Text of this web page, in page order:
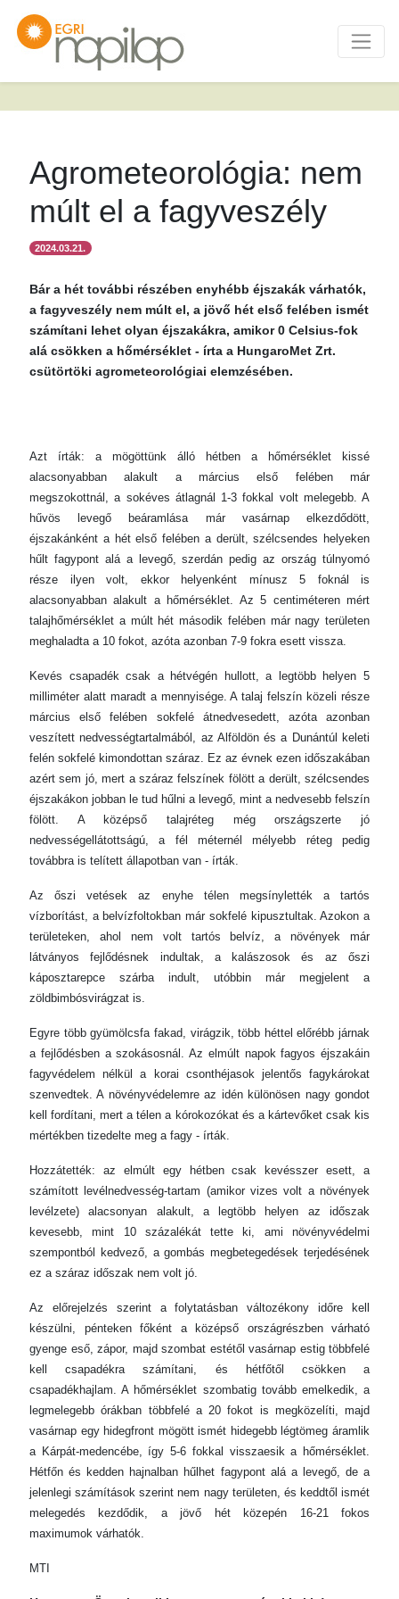
Agrometeorológia: nem
múlt el a fagyveszély
2024.03.21.
Bár a hét további részében enyhébb éjszakák várhatók,
a fagyveszély nem múlt el, a jövő hét első felében ismét
számítani lehet olyan éjszakákra, amikor 0 Celsius-fok
alá csökken a hőmérséklet - írta a HungaroMet Zrt.
csütörtöki agrometeorológiai elemzésében.
Azt írták: a mögöttünk álló hétben a hőmérséklet kissé
alacsonyabban alakult a március első felében már
megszokottnál, a sokéves átlagnál 1-3 fokkal volt melegebb. A
hűvös levegő beáramlása már vasárnap elkezdődött,
éjszakánként a hét első felében a derült, szélcsendes helyeken
hűlt fagypont alá a levegő, szerdán pedig az ország túlnyomó
része ilyen volt, ekkor helyenként mínusz 5 foknál is
alacsonyabban alakult a hőmérséklet. Az 5 centiméteren mért
talajhőmérséklet a múlt hét második felében már nagy területen
meghaladta a 10 fokot, azóta azonban 7-9 fokra esett vissza.
Kevés csapadék csak a hétvégén hullott, a legtöbb helyen 5
milliméter alatt maradt a mennyisége. A talaj felszín közeli része
március első felében sokfelé átnedvesedett, azóta azonban
veszített nedvességtartalmából, az Alföldön és a Dunántúl keleti
felén sokfelé kimondottan száraz. Ez az évnek ezen időszakában
azért sem jó, mert a száraz felszínek fölött a derült, szélcsendes
éjszakákon jobban le tud hűlni a levegő, mint a nedvesebb felszín
fölött. A középső talajréteg még országszerte jó
nedvességellátottságú, a fél méternél mélyebb réteg pedig
továbbra is telített állapotban van - írták.
Az őszi vetések az enyhe télen megsínylették a tartós
vízborítást, a belvízfoltokban már sokfelé kipusztultak. Azokon a
területeken, ahol nem volt tartós belvíz, a növények már
látványos fejlődésnek indultak, a kalászosok és az őszi
káposztarepce szárba indult, utóbbin már megjelent a
zöldbimbósvirágzat is.
Egyre több gyümölcsfa fakad, virágzik, több héttel előrébb járnak
a fejlődésben a szokásosnál. Az elmúlt napok fagyos éjszakáin
fagyvédelem nélkül a korai csonthéjasok jelentős fagykárokat
szenvedtek. A növényvédelemre az idén különösen nagy gondot
kell fordítani, mert a télen a kórokozókat és a kártevőket csak kis
mértékben tizedelte meg a fagy - írták.
Hozzátették: az elmúlt egy hétben csak kevésszer esett, a
számított levélnedvesség-tartam (amikor vizes volt a növények
levélzete) alacsonyan alakult, a legtöbb helyen az időszak
kevesebb, mint 10 százalékát tette ki, ami növényvédelmi
szempontból kedvező, a gombás megbetegedések terjedésének
ez a száraz időszak nem volt jó.
Az előrejelzés szerint a folytatásban változékony időre kell
készülni, pénteken főként a középső országrészben várható
gyenge eső, zápor, majd szombat estétől vasárnap estig többfelé
kell csapadékra számítani, és hétfőtől csökken a
csapadékhajlam. A hőmérséklet szombatig tovább emelkedik, a
legmelegebb órákban többfelé a 20 fokot is megközelíti, majd
vasárnap egy hidegfront mögött ismét hidegebb légtömeg áramlik
a Kárpát-medencébe, így 5-6 fokkal visszaesik a hőmérséklet.
Hétfőn és kedden hajnalban hűlhet fagypont alá a levegő, de a
jelenlegi számítások szerint nem nagy területen, és keddtől ismét
melegedés kezdődik, a jövő hét közepén 16-21 fokos
maximumok várhatók.
MTI